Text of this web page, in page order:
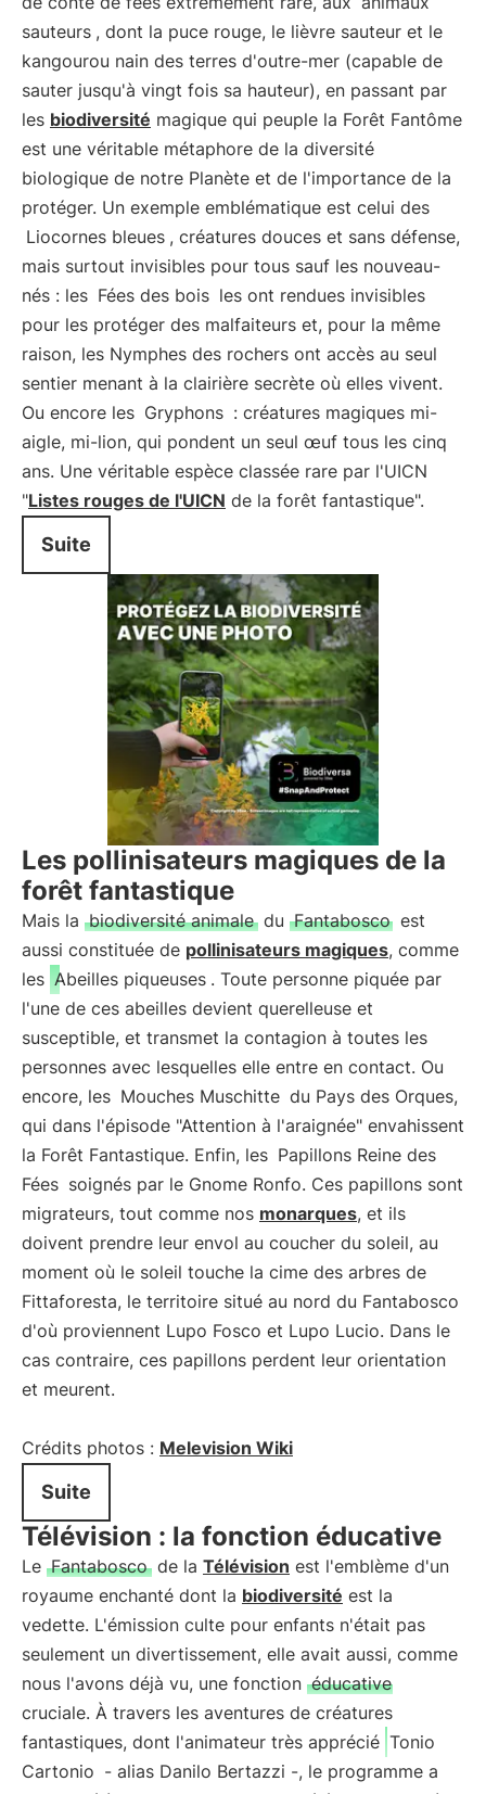
sauteurs , dont la puce rouge, le lièvre sauteur et le
kangourou nain des terres d'outre-mer (capable de
sauter jusqu'à vingt fois sa hauteur), en passant par
les biodiversité magique qui peuple la Forêt Fantôme
est une véritable métaphore de la diversité
biologique de notre Planète et de l'importance de la
protéger. Un exemple emblématique est celui des
Liocornes bleues , créatures douces et sans défense,
mais surtout invisibles pour tous sauf les nouveau-
nés : les Fées des bois les ont rendues invisibles
pour les protéger des malfaiteurs et, pour la même
raison, les Nymphes des rochers ont accès au seul
sentier menant à la clairière secrète où elles vivent.
Ou encore les Gryphons : créatures magiques mi-
aigle, mi-lion, qui pondent un seul œuf tous les cinq
ans. Une véritable espèce classée rare par l'UICN
"Listes rouges de l'UICN de la forêt fantastique".
Suite
Les pollinisateurs magiques de la
forêt fantastique
Mais la biodiversité animale du Fantabosco est
aussi constituée de pollinisateurs magiques, comme
les Abeilles piqueuses . Toute personne piquée par
l'une de ces abeilles devient querelleuse et
susceptible, et transmet la contagion à toutes les
personnes avec lesquelles elle entre en contact. Ou
encore, les Mouches Muschitte du Pays des Orques,
qui dans l'épisode "Attention à l'araignée" envahissent
la Forêt Fantastique. Enfin, les Papillons Reine des
Fées soignés par le Gnome Ronfo. Ces papillons sont
migrateurs, tout comme nos monarques, et ils
doivent prendre leur envol au coucher du soleil, au
moment où le soleil touche la cime des arbres de
Fittaforesta, le territoire situé au nord du Fantabosco
d'où proviennent Lupo Fosco et Lupo Lucio. Dans le
cas contraire, ces papillons perdent leur orientation
et meurent.
Crédits photos : Melevision Wiki
Suite
Télévision : la fonction éducative
Le Fantabosco de la Télévision est l'emblème d'un
royaume enchanté dont la biodiversité est la
vedette. L'émission culte pour enfants n'était pas
seulement un divertissement, elle avait aussi, comme
nous l'avons déjà vu, une fonction éducative
cruciale. À travers les aventures de créatures
fantastiques, dont l'animateur très apprécié Tonio
Cartonio - alias Danilo Bertazzi -, le programme a